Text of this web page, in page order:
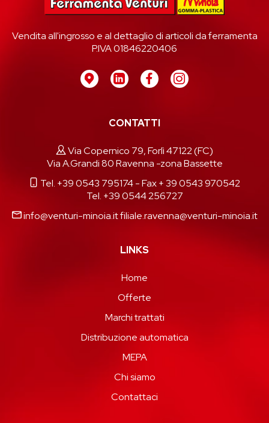
Vendita all'ingrosso e al dettaglio di articoli da ferramenta
P.IVA 01846220406
CONTATTI
Via Copernico 79, Forlì 47122 (FC)
Via A.Grandi 80 Ravenna -zona Bassette
Tel. +39 0543 795174- Fax + 39 0543 970542
Tel. +39 0544 256727
info@venturi-minoia.itfiliale.ravenna@venturi-minoia.it
LINKS
Home
Offerte
Marchi trattati
Distribuzione automatica
MEPA
Chi siamo
Contattaci